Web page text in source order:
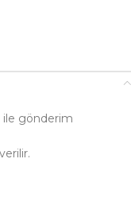
ile gönderim